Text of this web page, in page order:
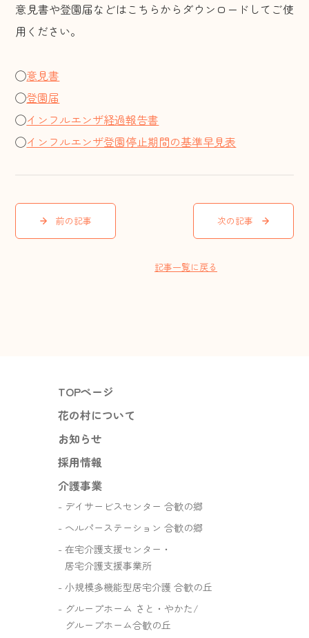
2025年9月
意見書や登園届などはこちらからダウンロードしてご使
用ください。
◯意見書
◯登園届
◯インフルエンザ経過報告書
◯インフルエンザ登園停止期間の基準早見表
前の記事
記事一覧に戻る
次の記事
TOPページ
花の村について
お知らせ
採用情報
介護事業
デイサービスセンター 合歓の郷
ヘルパーステーション 合歓の郷
在宅介護支援センター・
居宅介護支援事業所
小規模多機能型居宅介護 合歓の丘
グループホーム さと・やかた/
グループホーム合歓の丘